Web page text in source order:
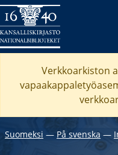
Verkkoarkiston
Suomeksi ― På svenska ―